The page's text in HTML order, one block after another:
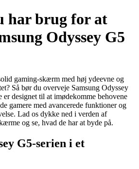
har brug for at
Odyssey G5
gaming-skærm med høj ydeevne og
Så bør du overveje Samsung Odyssey
designet til at imødekomme behovene
gamere med avancerede funktioner og
Lad os dykke ned i verden af
og se, hvad de har at byde på.
G5-serien i et